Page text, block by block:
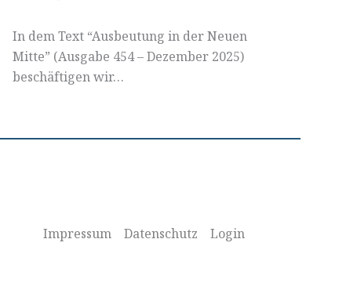
In dem Text “Ausbeutung in der Neuen
Mitte” (Ausgabe 454 – Dezember 2025)
beschäftigen wir…
Impressum Datenschutz Login